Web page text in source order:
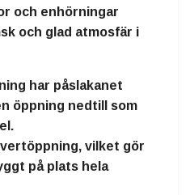
och enhörningar
och glad atmosfär i
har påslakanet
öppning nedtill
som
, vilket gör
på plats hela